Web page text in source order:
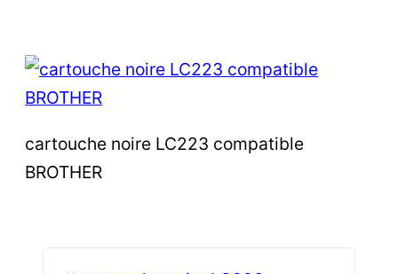
cartouche noire LC223 compatible
BROTHER